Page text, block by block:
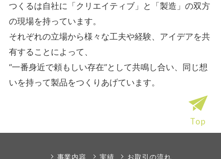
つくるは自社に「クリエイティブ」と「製造」の双方
の現場を持っています。
それぞれの立場から様々な工夫や経験、アイデアを共
有することによって、
“一番身近で頼もしい存在”として共鳴し合い、同じ想
いを持って製品をつくりあげています。
Top
事業内容 実績 お取引の流れ